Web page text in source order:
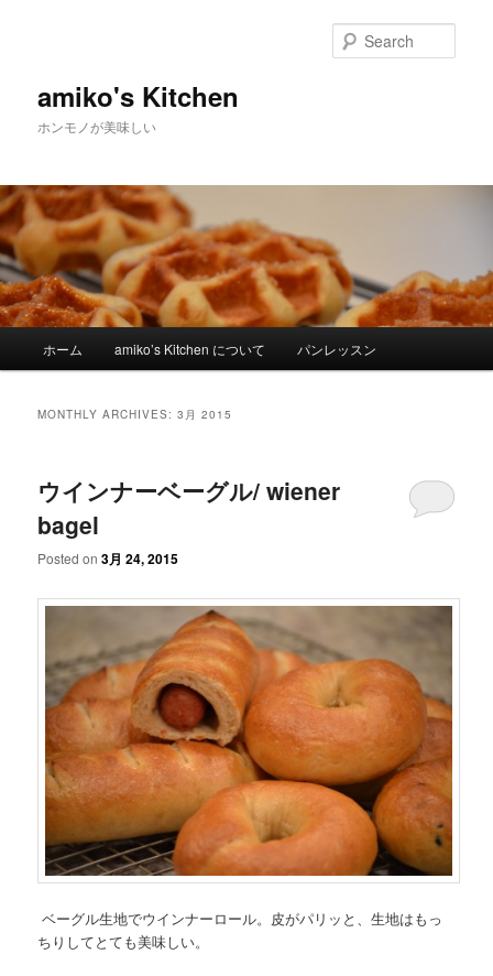
amiko's Kitchen
ホンモノが美味しい
Skip to primary content
Skip to secondary content
ホーム amiko’s Kitchen について パンレッスン
MONTHLY ARCHIVES:3月 2015
ウインナーベーグル/ wiener
bagel
Posted on3月 24, 2015
ベーグル生地でウインナーロール。皮がパリッと、生地はもっ
ちりしてとても美味しい。